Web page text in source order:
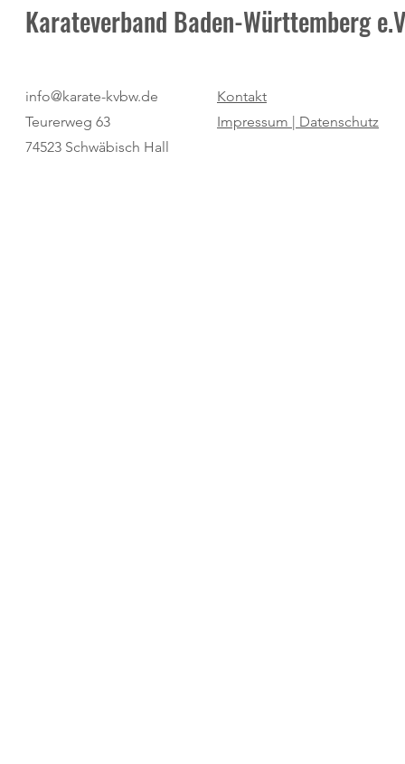
Para-Karate-Treffen ein weiterer
Programm-Punkt in Langenau
Sieger Marvin
Karateverband Baden-Württemberg
info@karate-kvbw.de
Teurerweg 63
74523 Schwäbisch Hall
Kontakt
Impressum | Datenschutz